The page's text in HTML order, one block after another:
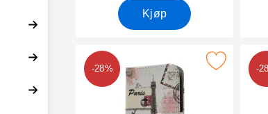
Kjøp
-28%
Merk designwallet iPhone 13 Mini
-